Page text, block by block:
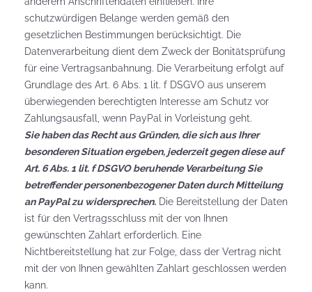
schutzwürdigen Belange werden gemäß den
gesetzlichen Bestimmungen berücksichtigt. Die
Datenverarbeitung dient dem Zweck der Bonitätsprüfung
für eine Vertragsanbahnung. Die Verarbeitung erfolgt auf
Grundlage des Art. 6 Abs. 1 lit. f DSGVO aus unserem
überwiegenden berechtigten Interesse am Schutz vor
Zahlungsausfall, wenn PayPal in Vorleistung geht.
Sie haben das Recht aus Gründen, die sich aus Ihrer
besonderen Situation ergeben, jederzeit gegen diese auf
Art. 6 Abs. 1 lit. f DSGVO beruhende Verarbeitung Sie
betreffender personenbezogener Daten durch Mitteilung
an PayPal zu widersprechen. Die Bereitstellung der Daten
ist für den Vertragsschluss mit der von Ihnen
gewünschten Zahlart erforderlich. Eine
Nichtbereitstellung hat zur Folge, dass der Vertrag nicht
mit der von Ihnen gewählten Zahlart geschlossen werden
kann.